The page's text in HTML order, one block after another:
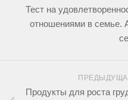
Тест на
отношениями в семье.
Продукты для роста